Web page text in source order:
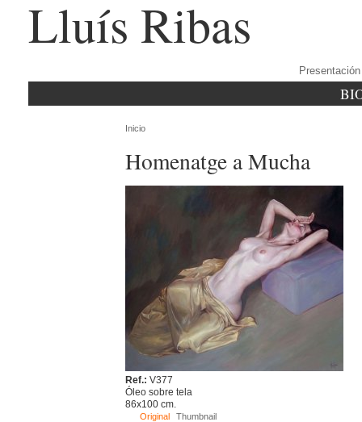
Lluís Ribas
Inicio
Homenatge a Mucha
Ref.: V377
Óleo sobre tela
86x100 cm.
Original Thumbnail
Presentación